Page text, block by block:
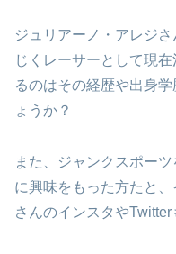
ジュリアーノ・アレジ
じくレーサーとして現
るのはその経歴や出身
ょうか？
また、ジャンクスポー
に興味をもった方たと
さんのインスタや